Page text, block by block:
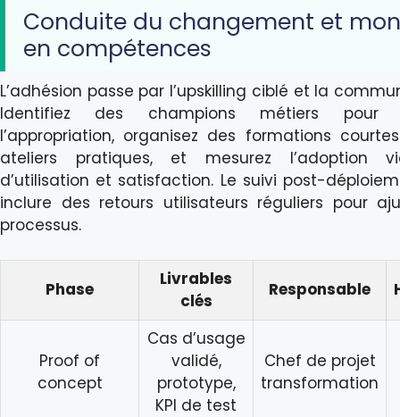
Conduite du changement et
en compétences
L’adhésion passe par l’upskilling ciblé et la
Identifiez des champions métiers pour
l’appropriation, organisez des formations
ateliers pratiques, et mesurez l’adoption
d’utilisation et satisfaction. Le suivi post-
inclure des retours utilisateurs réguliers pour
processus.
Phase
Livrables
clés
Responsable
Proof of
concept
Cas d’usage
validé,
prototype,
KPI de test
Chef de projet
transformation